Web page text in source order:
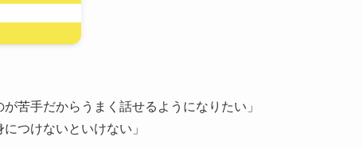
が苦手だからうまく話せるようになりたい」
つけないといけない」